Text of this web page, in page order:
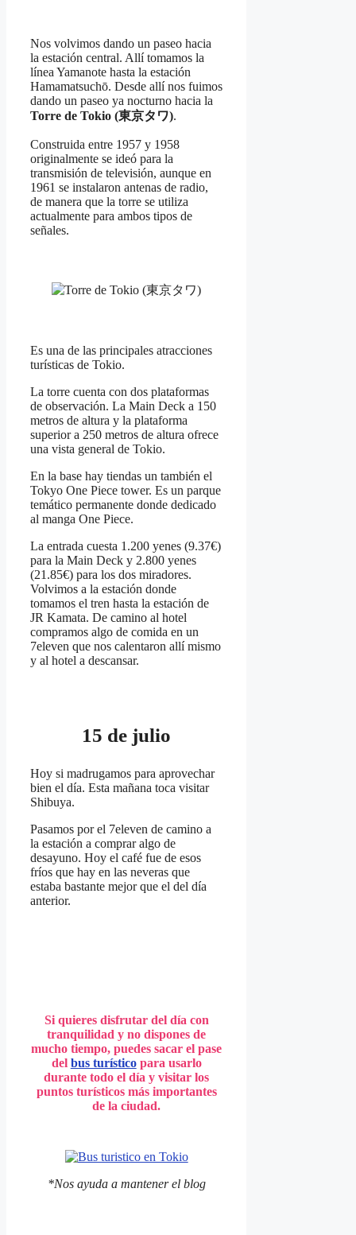
Nos volvimos dando un paseo hacia
la estación central. Allí tomamos la
línea Yamanote hasta la estación
Hamamatsuchō. Desde allí nos fuimos
dando un paseo ya nocturno hacia la
Torre de Tokio (東京タワ).
Construida entre 1957 y 1958
originalmente se ideó para la
transmisión de televisión, aunque en
1961 se instalaron antenas de radio,
de manera que la torre se utiliza
actualmente para ambos tipos de
señales.
Es una de las principales atracciones
turísticas de Tokio.
La torre cuenta con dos plataformas
de observación. La Main Deck a 150
metros de altura y la plataforma
superior a 250 metros de altura ofrece
una vista general de Tokio.
En la base hay tiendas un también el
Tokyo One Piece tower. Es un parque
temático permanente donde dedicado
al manga One Piece.
La entrada cuesta 1.200 yenes (9.37€)
para la Main Deck y 2.800 yenes
(21.85€) para los dos miradores.
Volvimos a la estación donde
tomamos el tren hasta la estación de
JR Kamata. De camino al hotel
compramos algo de comida en un
7eleven que nos calentaron allí mismo
y al hotel a descansar.
15 de julio
Hoy si madrugamos para aprovechar
bien el día. Esta mañana toca visitar
Shibuya.
Pasamos por el 7eleven de camino a
la estación a comprar algo de
desayuno. Hoy el café fue de esos
fríos que hay en las neveras que
estaba bastante mejor que el del día
anterior.
Si quieres disfrutar del día con
tranquilidad y no dispones de
mucho tiempo, puedes sacar el pase
del bus turísticopara usarlo
durante todo el día y visitar los
puntos turísticos más importantes
de la ciudad.
*Nos ayuda a mantener el blog